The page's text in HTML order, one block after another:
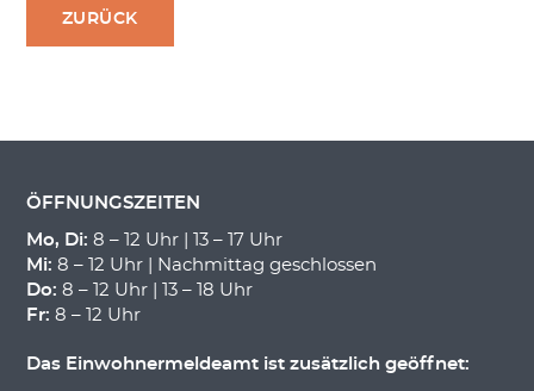
ZURÜCK
ÖFFNUNGSZEITEN
Mo, Di: 8 – 12 Uhr | 13 – 17 Uhr
Mi: 8 – 12 Uhr | Nachmittag geschlossen
Do: 8 – 12 Uhr | 13 – 18 Uhr
Fr: 8 – 12 Uhr
Das Einwohnermeldeamt ist zusätzlich geöffnet: